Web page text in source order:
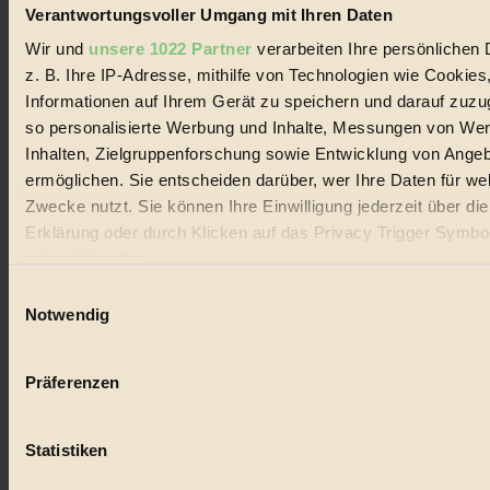
Verantwortungsvoller Umgang mit Ihren Daten
Wir und unsere 1022 Partner verarbeiten Ihre persönlichen
z. B. Ihre IP-Adresse, mithilfe von Technologien wie
Informationen auf Ihrem Gerät zu speichern und darauf
so personalisierte Werbung und Inhalte, Messungen von
Inhalten, Zielgruppenforschung sowie Entwicklung von
ermöglichen. Sie entscheiden darüber, wer Ihre Daten für
Zwecke nutzt. Sie können Ihre Einwilligung jederzeit über
Erklärung oder durch Klicken auf das Privacy Trigger
Wenn Sie es erlauben, würden wir auch gerne:
Ihr Gerät durch aktives Scannen nach bestimmten
Erfahren Sie mehr darüber, wie Ihre persönlichen Daten
Notwendig
Präferenzen
Statistiken
Coverstory
GROSSER WIRBEL um Versuche, den Ozean und
seine Bewegungen festzuhalten.
Außerdem im Heft
RISKANT: Wenn Meeres- und Wildvögel im
Freilandhühnerbetrieb vorbeischauen.
GEMEIN: Tropische Stechmücken fühlen sich in
Mitteleuropa inziwschen oft zu Hause.